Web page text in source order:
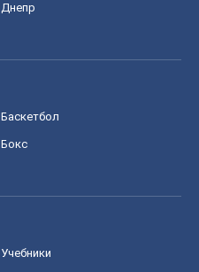
Днепр
Баскетбол
Бокс
Учебники